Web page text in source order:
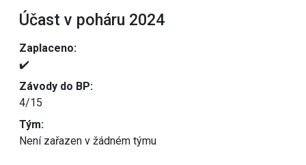
Účast v poháru 2024
Zaplaceno:
✔️
Závody do BP:
4/15
Tým:
Není zařazen v žádném týmu